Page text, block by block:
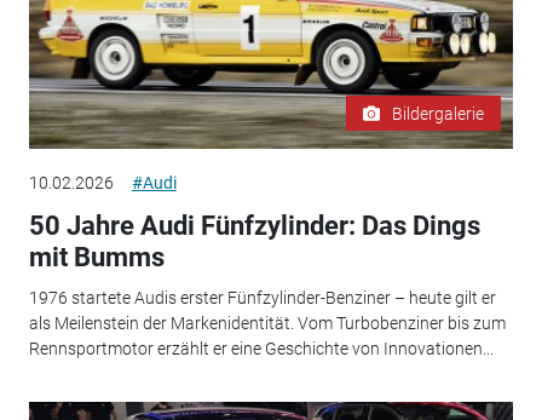
Bildergalerie
10.02.2026 #Audi
50 Jahre Audi Fünfzylinder: Das Dings
mit Bumms
1976 startete Audis erster Fünfzylinder-Benziner – heute gilt er
als Meilenstein der Markenidentität. Vom Turbobenziner bis zum
Rennsportmotor erzählt er eine Geschichte von Innovationen...